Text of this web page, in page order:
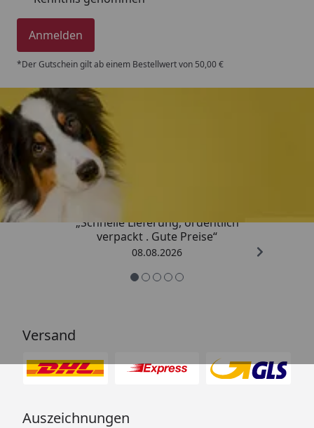
Anmelden
*Der Gutschein gilt ab einem Bestellwert von 50,00 €
Trusted Shops
„Schnelle Lieferung, ordentlich
verpackt . Gute Preise“
08.08.2026
Versand
Auszeichnungen